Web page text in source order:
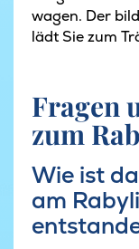
wagen. Der
lädt Sie zum
Fragen
zum
Wie ist
am